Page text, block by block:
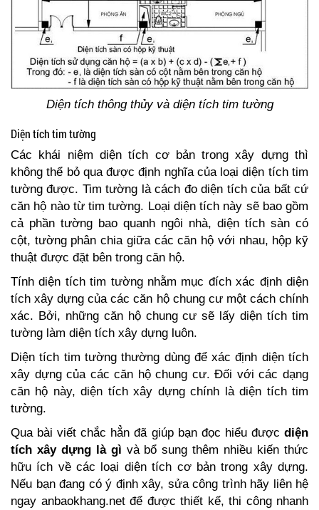
Diện tích thông thủy và diện tích tim tường
Diện tích tim tường
Các khái niệm diện tích cơ bản trong xây dựng thì
không thể bỏ qua được định nghĩa của loại diện tích tim
tường được. Tim tường là cách đo diện tích của bất cứ
căn hộ nào từ tim tường. Loại diện tích này sẽ bao gồm
cả phần tường bao quanh ngôi nhà, diện tích sàn có
cột, tường phân chia giữa các căn hộ với nhau, hộp kỹ
thuật được đặt bên trong căn hộ.
Tính diện tích tim tường nhằm mục đích xác định diện
tích xây dựng của các căn hộ chung cư một cách chính
xác. Bởi, những căn hộ chung cư sẽ lấy diện tích tim
tường làm diện tích xây dựng luôn.
Diện tích tim tường thường dùng để xác định diện tích
xây dựng của các căn hộ chung cư. Đối với các dạng
căn hộ này, diện tích xây dựng chính là diện tích tim
tường.
Qua bài viết chắc hẳn đã giúp bạn đọc hiểu được diện
tích xây dựng là gì và bổ sung thêm nhiều kiến thức
hữu ích về các loại diện tích cơ bản trong xây dựng.
Nếu bạn đang có ý định xây, sửa công trình hãy liên hệ
ngay anbaokhang.net để được thiết kế, thi công nhanh